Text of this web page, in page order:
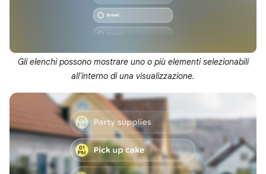
Gli elenchi possono mostrare uno o più elementi selezionabili
all'interno di una visualizzazione.